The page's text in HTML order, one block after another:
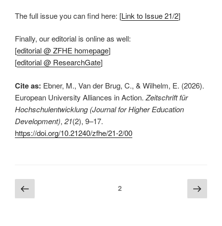
The full issue you can find here: [Link to Issue 21/2]
Finally, our editorial is online as well:
[editorial @ ZFHE homepage]
[editorial @ ResearchGate]
Cite as: Ebner, M., Van der Brug, C., & Wilhelm, E. (2026).
European University Alliances in Action. Zeitschrift für
Hochschulentwicklung (Journal for Higher Education
Development), 21(2), 9–17.
https://doi.org/10.21240/zfhe/21-2/00
Beitragsnavigation
Vorherige
Seite
Seite2
Seite